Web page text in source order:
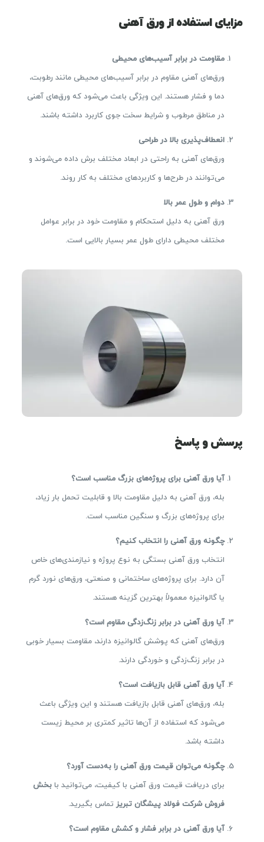
مزایای استفاده از ورق آهنی
مقاومت در برابر آسیب‌های محیطی
ورق‌های آهنی مقاوم در برابر آسیب‌های محیطی مانند رطوبت،
دما و فشار هستند. این ویژگی باعث می‌شود که ورق‌های آهنی
در مناطق مرطوب و شرایط سخت جوی کاربرد داشته باشند.
انعطاف‌پذیری بالا در طراحی
ورق‌های آهنی به راحتی در ابعاد مختلف برش داده می‌شوند و
می‌توانند در طرح‌ها و کاربردهای مختلف به کار روند.
دوام و طول عمر بالا
ورق آهنی به دلیل استحکام و مقاومت خود در برابر عوامل
مختلف محیطی دارای طول عمر بسیار بالایی است.
پرسش و پاسخ
آیا ورق آهنی برای پروژه‌های بزرگ مناسب است؟
بله، ورق آهنی به دلیل مقاومت بالا و قابلیت تحمل بار زیاد،
برای پروژه‌های بزرگ و سنگین مناسب است.
چگونه ورق آهنی را انتخاب کنیم؟
انتخاب ورق آهنی بستگی به نوع پروژه و نیازمندی‌های خاص
آن دارد. برای پروژه‌های ساختمانی و صنعتی، ورق‌های نورد گرم
یا گالوانیزه معمولاً بهترین گزینه هستند.
آیا ورق آهنی در برابر زنگ‌زدگی مقاوم است؟
ورق‌های آهنی که پوشش گالوانیزه دارند، مقاومت بسیار خوبی
در برابر زنگ‌زدگی و خوردگی دارند.
آیا ورق آهنی قابل بازیافت است؟
بله، ورق‌های آهنی قابل بازیافت هستند و این ویژگی باعث
می‌شود که استفاده از آن‌ها تاثیر کمتری بر محیط زیست
داشته باشد.
چگونه می‌توان قیمت ورق آهنی را به‌دست آورد؟
برای دریافت قیمت ورق آهنی با کیفیت، می‌توانید با بخش
فروش شرکت فولاد پیشگان تبریزتماس بگیرید.
آیا ورق آهنی در برابر فشار و کشش مقاوم است؟